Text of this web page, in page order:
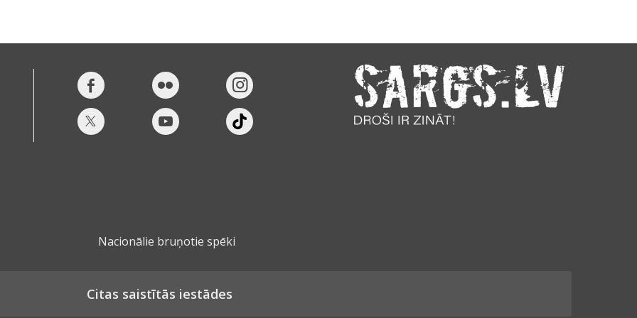
Nacionālie bruņotie spēki
Citas saistītās iestādes